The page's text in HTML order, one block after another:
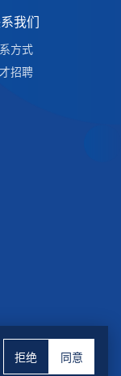
我们
方式
招聘
免责声明
拒绝 同意